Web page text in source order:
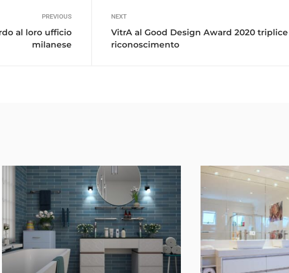
PREVIOUS
al loro ufficio
milanese
NEXT
VitrA al Good Design Award 2020 triplice
riconoscimento